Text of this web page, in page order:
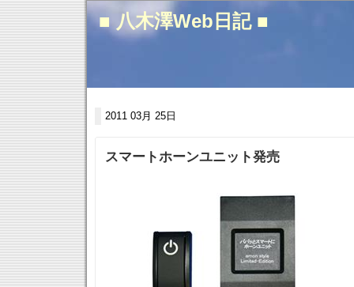
■ 八木澤Web日記 ■
2011 03月 25日
スマートホーンユニット発売